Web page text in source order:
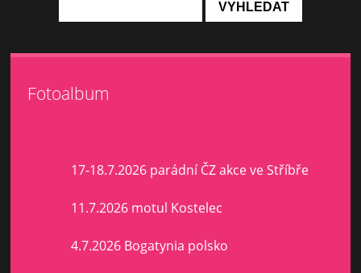
Fotoalbum
17-18.7.2026 parádní ČZ akce ve Stříbře
11.7.2026 motul Kostelec
4.7.2026 Bogatynia polsko